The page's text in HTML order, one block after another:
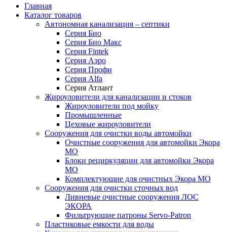
Главная
Каталог товаров
Автономная канализация – септики
Серия Био
Серия Био Макс
Серия Fintek
Серия Аэро
Серия Профи
Серия Alfa
Серия Атлант
Жироуловители для канализации и стоков
Жироуловители под мойку
Промышленные
Цеховые жироуловители
Сооружения для очистки воды автомойки
Очистные сооружения для автомойки Экора
МО
Блоки рециркуляции для автомойки Экора
МО
Комплектующие для очистных Экора МО
Сооружения для очистки сточных вод
Ливневые очистные сооружения ЛОС
ЭКОРА
Фильтрующие патроны Servo-Patron
Пластиковые емкости для воды